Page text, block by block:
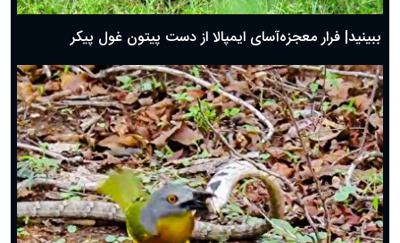
ببینید| فرار معجزه‌آسای ایمپالا از دست پیتون غول پیکر